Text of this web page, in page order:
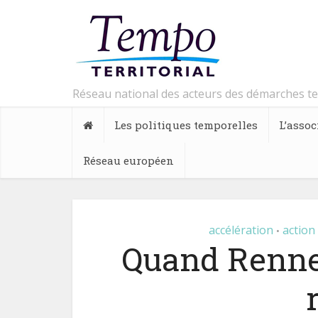
Réseau national des acteurs des démarches
Les politiques temporelles
Réseau européen
accélération •
Quand